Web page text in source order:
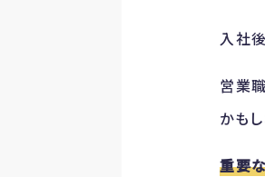
入社
営業
かも
重要